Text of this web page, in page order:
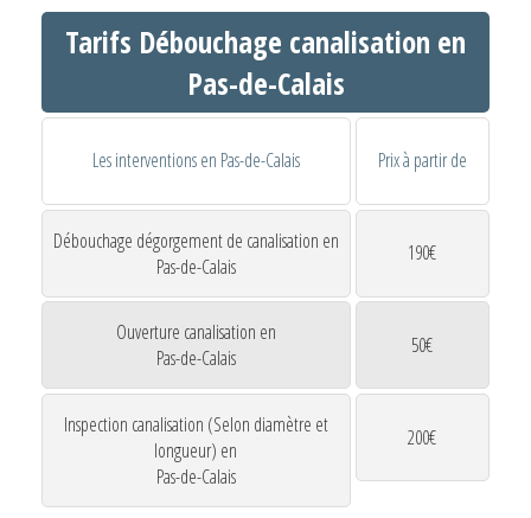
Tarifs Débouchage canalisation en
Pas-de-Calais
Les interventions en Pas-de-Calais Prix à partir de
Débouchage dégorgement de canalisation en
Pas-de-Calais
190€
Ouverture canalisation en
Pas-de-Calais
50€
Inspection canalisation (Selon diamètre et
longueur) en
Pas-de-Calais
200€